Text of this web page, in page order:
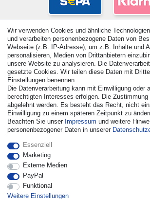
© Copyright 2026 | Alle Rechte vorbehalten. - Alle
vorbehalten. Preisangaben inkl. gesetzl. 19% MwSt. |
Grundpreise siehe Artikeldetail | *Gilt für Lieferungen
Deutschland!
Wir verwenden Cookies und ähnliche
und verarbeiten personenbezogene Daten von
Webseite (z.B. IP-Adresse), um z.B. Inhalte und
personalisieren, Medien von Drittanbietern
unsere Website zu analysieren. Die
gesetzte Cookies. Wir teilen diese Daten mit
Einstellungen benennen.
Die Datenverarbeitung kann mit Einwilligung oder
berechtigten Interesses erfolgen. Die
abgelehnt werden. Es besteht das Recht, nicht
Einwilligung zu einem späteren Zeitpunkt zu
Beachten Sie unser Impressum und weitere
personenbezogener Daten in unserer
Essenziell
Marketing
Externe Medien
PayPal
Funktional
Weitere Einstellungen